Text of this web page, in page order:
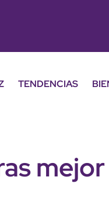
TENDENCIAS